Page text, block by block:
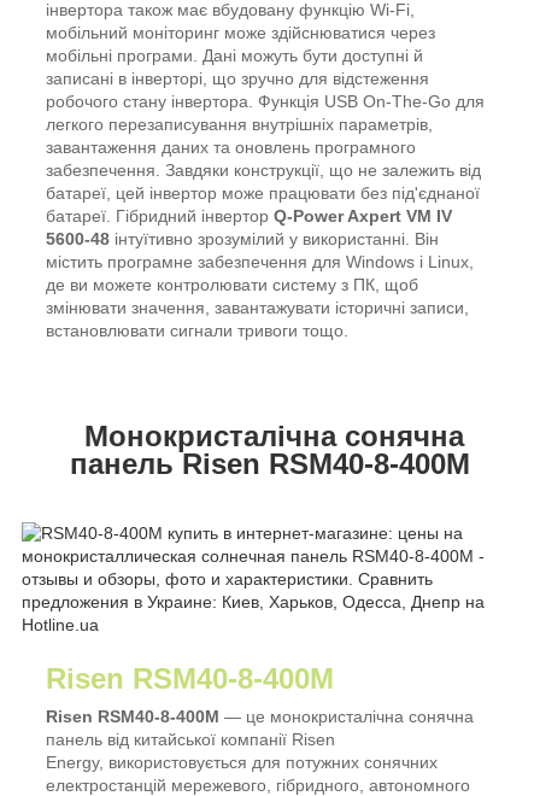
інвертора також має вбудовану функцію Wi-Fi,
мобільний моніторинг може здійснюватися через
мобільні програми. Дані можуть бути доступні й
записані в інверторі, що зручно для відстеження
робочого стану інвертора. Функція USB On-The-Go для
легкого перезаписування внутрішніх параметрів,
завантаження даних та оновлень програмного
забезпечення. Завдяки конструкції, що не залежить від
батареї, цей інвертор може працювати без під'єднаної
батареї. Гібридний інвертор Q-Power Axpert VM IV
5600-48 інтуїтивно зрозумілий у використанні. Він
містить програмне забезпечення для Windows і Linux,
де ви можете контролювати систему з ПК, щоб
змінювати значення, завантажувати історичні записи,
встановлювати сигнали тривоги тощо.
Монокристалічна сонячна
панель Risen RSM40-8-400M
Risen RSM40-8-400M
Risen RSM40-8-400M — це монокристалічна сонячна
панель від китайської компанії Risen
Energy, використовується для потужних сонячних
електростанцій мережевого, гібридного, автономного